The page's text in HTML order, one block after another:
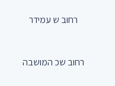
רחוב ש עמידר
רחוב שכ המושבה